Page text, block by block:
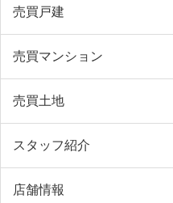
売買戸建
売買マンション
売買土地
スタッフ紹介
店舗情報